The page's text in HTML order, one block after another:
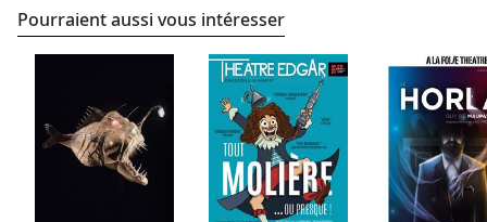
Pourraient aussi vous intéresser